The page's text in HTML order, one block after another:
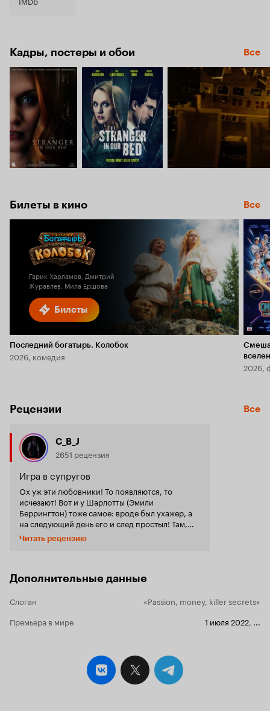
Кадры, постеры и обои Все
Билеты в кино Все
Билеты
Гарик Харламов, Дмитрий
Журавлев, Мила Ершова
Последний богатырь. Колобок
2026, комедия
2026,
Рецензии Все
C_B_J
2651 рецензия
Игра в супругов
Ох уж эти любовники! То появляются, то
исчезают! Вот и у Шарлотты (Эмили
Беррингтон) тоже самое: вроде был ухажер, а
на следующий день его и след простыл! Там,
где он жил, оказывается живет совсем другой
человек, а его самого как будто и не
тайны! Фильм, снятый Джиллзом Алдерсоном,
как написано, «по одноименному
бестселлеру», если честно оказался самым
банальным и предсказуемым. Историй о муже-
тиране снято превеликое множество и тут
первым на ум приходит близкое по названию -
Робертс. Поверьте, есть куда более годные и
атмосферные триллеры, чем тот, который снял
Алдерсон. Хотя вы и сами это знаете.
Основная претензия к «В постели с
Читать рецензию
Дополнительные данные
Слоган
«Passion, money, killer secrets»
Премьера в мире
1 июля 2022